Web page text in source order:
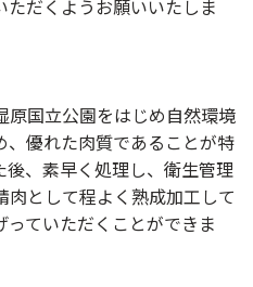
ただくようお願いいたしま
原国立公園をはじめ自然環境
、優れた肉質であることが特
、素早く処理し、衛生管理
肉として程よく熟成加工して
っていただくことができま